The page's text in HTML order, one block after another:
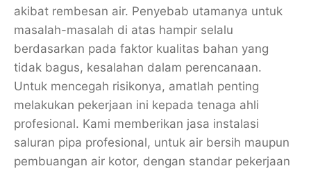
akibat rembesan air. Penyebab utamanya untuk
masalah-masalah di atas hampir selalu
berdasarkan pada faktor kualitas bahan yang
tidak bagus, kesalahan dalam perencanaan.
Untuk mencegah risikonya, amatlah penting
melakukan pekerjaan ini kepada tenaga ahli
profesional. Kami memberikan jasa instalasi
saluran pipa profesional, untuk air bersih maupun
pembuangan air kotor, dengan standar pekerjaan